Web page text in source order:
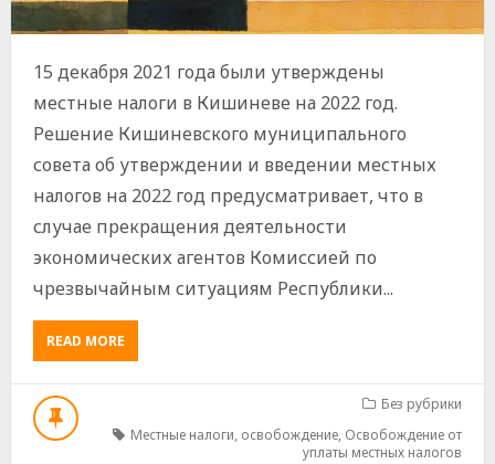
15 декабря 2021 года были утверждены
местные налоги в Кишиневе на 2022 год.
Решение Кишиневского муниципального
совета об утверждении и введении местных
налогов на 2022 год предусматривает, что в
случае прекращения деятельности
экономических агентов Комиссией по
чрезвычайным ситуациям Республики...
READ MOREABOUT
ОСВОБОЖДЕНИЕ
ОТ
НАЛОГОВ
Без рубрики
Местные налоги, освобождение, Освобождение от
уплаты местных налогов